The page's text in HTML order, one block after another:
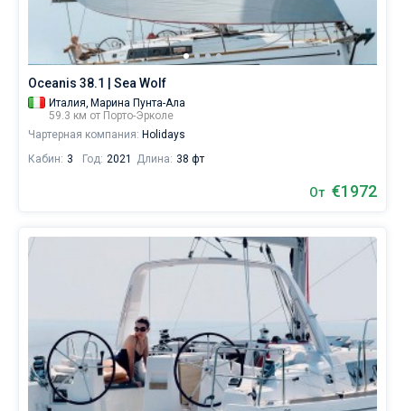
представляют
себе
жизни
без
паруса.
Ближайшие
регионы
Oceanis 38.1 | Sea Wolf
Италия, Марина Пунта-Ала
59.3 км от Порто-Эрколе
Чартерная компания: Holidays
Кабин: 3 Год: 2021 Длина: 38 фт
От €1972